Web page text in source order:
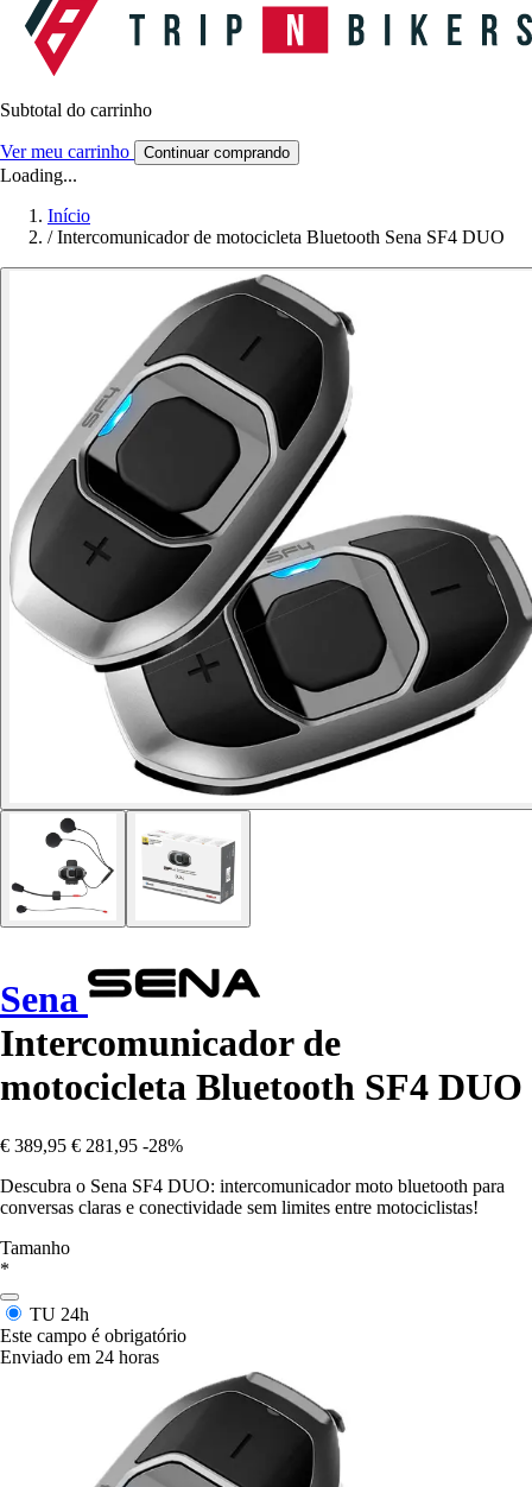
Subtotal do carrinho
Ver meu carrinho Continuar comprando
Loading...
Início
/ Intercomunicador de motocicleta Bluetooth Sena SF4 DUO
Sena
Intercomunicador de
motocicleta Bluetooth SF4 DUO
€ 389,95 € 281,95 -28%
Descubra o Sena SF4 DUO: intercomunicador moto bluetooth para
conversas claras e conectividade sem limites entre motociclistas!
Tamanho
*
TU 24h
Este campo é obrigatório
Enviado em 24 horas